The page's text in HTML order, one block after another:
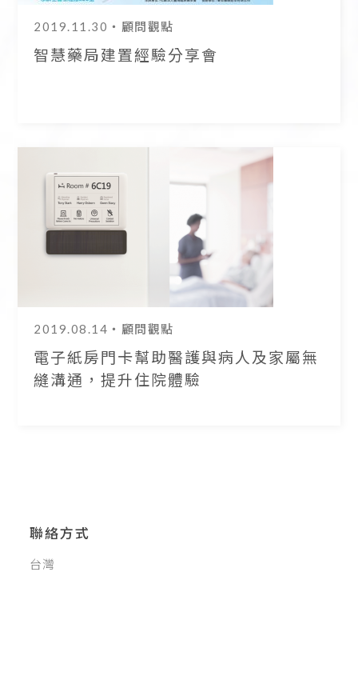
2019.11.30 ・顧問觀點
智慧藥局建置經驗分享會
2019.08.14 ・顧問觀點
電子紙房門卡幫助醫護與病人及家屬無
縫溝通，提升住院體驗
聯絡方式
台灣